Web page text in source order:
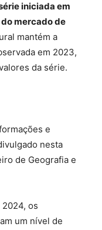
iniciada em
mercado de
mantém a
em 2023,
da série.
e
nesta
de Geografia e
os
um nível de